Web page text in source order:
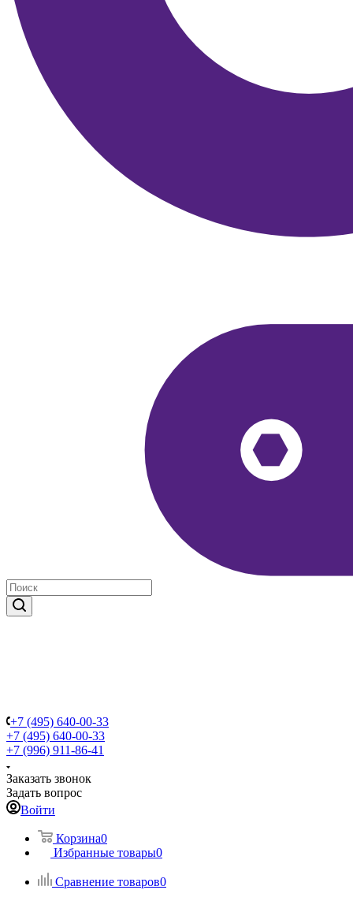
+7 (495) 640-00-33
+7 (495) 640-00-33
+7 (996) 911-86-41
Заказать звонок
Задать вопрос
Войти
Корзина0
Избранные товары0
Сравнение товаров0